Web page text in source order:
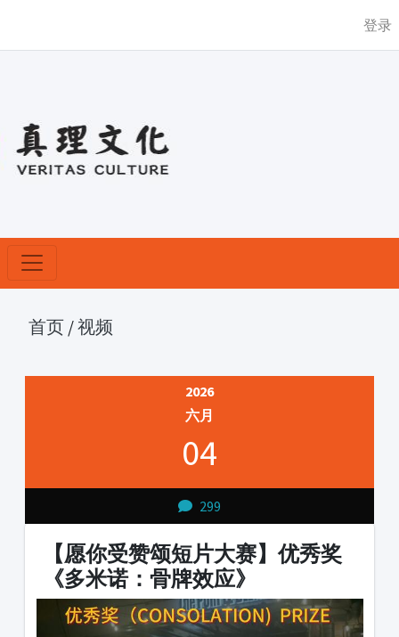
登录
首页 /视频
2026
六月
04
299
【愿你受赞颂短片大赛】优秀奖
《多米诺：骨牌效应》
Video
Player